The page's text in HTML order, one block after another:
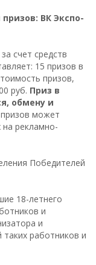
ВК Экспо-
счет средств
15 призов в
призов,
руб. Приз в
обмену и
может
на рекламно-
Победителей
18-летнего
и
и
работников и